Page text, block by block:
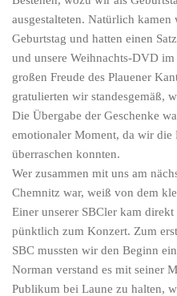
ausgestalteten. Natürlich
Geburtstag und hatten einen
und unsere Weihnachts-DVD
großen Freude des Plauener
gratulierten wir standesgemäß,
Die Übergabe der Geschenke
emotionaler Moment, da wir
überraschen konnten.
Wer zusammen mit uns am
Chemnitz war, weiß von dem
Einer unserer SBCler kam
pünktlich zum Konzert. Zum
SBC mussten wir den Beginn
Norman verstand es mit seiner
Publikum bei Laune zu halten,